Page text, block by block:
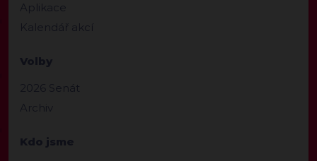
Aplikace
Kalendář akcí
Volby
2026 Senát
Archiv
Kdo jsme